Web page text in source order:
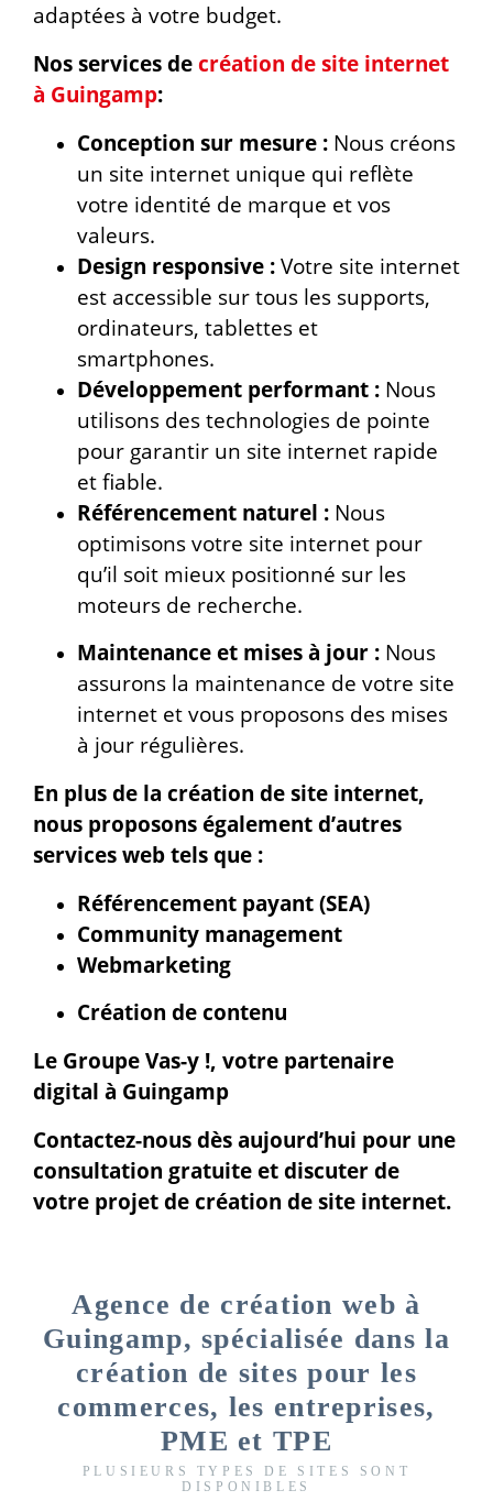
adaptées à votre budget.
Nos services de création de site internet
à Guingamp:
Conception sur mesure : Nous créons
un site internet unique qui reflète
votre identité de marque et vos
valeurs.
Design responsive : Votre site internet
est accessible sur tous les supports,
ordinateurs, tablettes et
smartphones.
Développement performant : Nous
utilisons des technologies de pointe
pour garantir un site internet rapide
et fiable.
Référencement naturel : Nous
optimisons votre site internet pour
qu’il soit mieux positionné sur les
moteurs de recherche.
Maintenance et mises à jour : Nous
assurons la maintenance de votre site
internet et vous proposons des mises
à jour régulières.
En plus de la création de site internet,
nous proposons également d’autres
services web tels que :
Référencement payant (SEA)
Community management
Webmarketing
Création de contenu
Le Groupe Vas-y !, votre partenaire
digital à Guingamp
Contactez-nous dès aujourd’hui pour une
consultation gratuite et discuter de
votre projet de création de site internet.
Agence de création web à
Guingamp, spécialisée dans la
création de sites pour les
commerces, les entreprises,
PME et TPE
PLUSIEURS TYPES DE SITES SONT
DISPONIBLES